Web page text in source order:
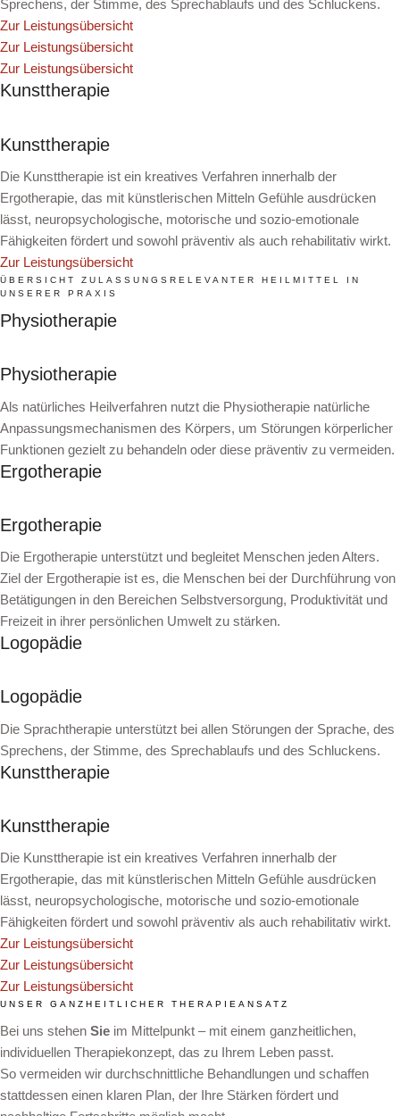
Sprechens, der Stimme, des Sprechablaufs und des Schluckens.
Zur Leistungsübersicht
Zur Leistungsübersicht
Zur Leistungsübersicht
Kunsttherapie
Kunsttherapie
Die Kunsttherapie ist ein kreatives Verfahren innerhalb der
Ergotherapie, das mit künstlerischen Mitteln Gefühle ausdrücken
lässt, neuropsychologische, motorische und sozio-emotionale
Fähigkeiten fördert und sowohl präventiv als auch rehabilitativ wirkt.
Zur Leistungsübersicht
ÜBERSICHT ZULASSUNGSRELEVANTER HEILMITTEL IN
UNSERER PRAXIS
Physiotherapie
Physiotherapie
Als natürliches Heilverfahren nutzt die Physiotherapie natürliche
Anpassungsmechanismen des Körpers, um Störungen körperlicher
Funktionen gezielt zu behandeln oder diese präventiv zu vermeiden.
Ergotherapie
Ergotherapie
Die Ergotherapie unterstützt und begleitet Menschen jeden Alters.
Ziel der Ergotherapie ist es, die Menschen bei der Durchführung von
Betätigungen in den Bereichen Selbstversorgung, Produktivität und
Freizeit in ihrer persönlichen Umwelt zu stärken.
Logopädie
Logopädie
Die Sprachtherapie unterstützt bei allen Störungen der Sprache, des
Sprechens, der Stimme, des Sprechablaufs und des Schluckens.
Kunsttherapie
Kunsttherapie
Die Kunsttherapie ist ein kreatives Verfahren innerhalb der
Ergotherapie, das mit künstlerischen Mitteln Gefühle ausdrücken
lässt, neuropsychologische, motorische und sozio-emotionale
Fähigkeiten fördert und sowohl präventiv als auch rehabilitativ wirkt.
Zur Leistungsübersicht
Zur Leistungsübersicht
Zur Leistungsübersicht
UNSER GANZHEITLICHER THERAPIEANSATZ
Bei uns stehen Sie im Mittelpunkt – mit einem ganzheitlichen,
individuellen Therapiekonzept, das zu Ihrem Leben passt.
So vermeiden wir durchschnittliche Behandlungen und schaffen
stattdessen einen klaren Plan, der Ihre Stärken fördert und